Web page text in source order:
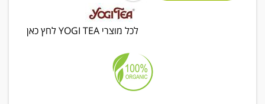
לכל מוצרי YOGI TEA לחץ כאן